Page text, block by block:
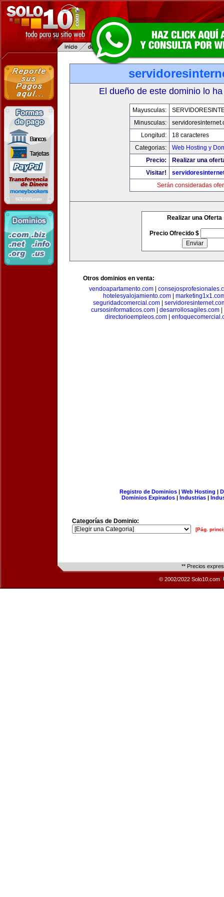
El dueño de este dominio lo
Mayusculas:
Minusculas:
Longitud:
18 caracteres
Categorias:
Web Hosting y
Precio:
Realizar una
Visitar!
Serán consideradas
Realizar una Oferta
Precio Ofrecido $
Otros dominios en venta:
vendoapartamento.com
hotelesyalojamiento.com|
seguridadcomercial.com|
cursosinformaticos.com
desarrollosagiles.com
directorioempleos.com
Registro de Dominios| Web Hosting |
Dominios Expirados | Industrias |
Categorías de Dominio:
[Pág.
** Precios
© 2002/2022 Solo10.com